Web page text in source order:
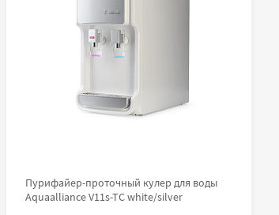
Пурифайер-проточный кулер для воды
Aquaalliance V11s-TC white/silver